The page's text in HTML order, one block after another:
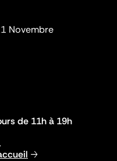
Novembre
de 11h à 19h